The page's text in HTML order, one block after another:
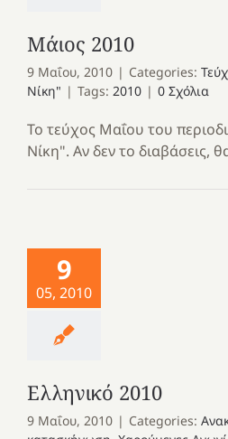
Μάιος 2010
9 Μαΐου, 2010 | Categories:
Νίκη" | Tags: 2010 | 0 Σχόλια
Το τεύχος Μαΐου του
Νίκη". Αν δεν το διαβάσεις,
9
05, 2010
Ελληνικό 2010
9 Μαΐου, 2010 | Categories: